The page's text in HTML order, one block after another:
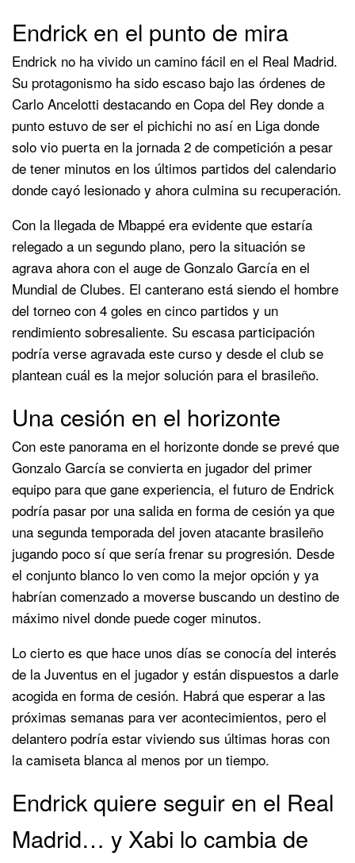
Endrick en el punto de mira
Endrick no ha vivido un camino fácil en el Real Madrid.
Su protagonismo ha sido escaso bajo las órdenes de
Carlo Ancelotti destacando en Copa del Rey donde a
punto estuvo de ser el pichichi no así en Liga donde
solo vio puerta en la jornada 2 de competición a pesar
de tener minutos en los últimos partidos del calendario
donde cayó lesionado y ahora culmina su recuperación.
Con la llegada de Mbappé era evidente que estaría
relegado a un segundo plano, pero la situación se
agrava ahora con el auge de Gonzalo García en el
Mundial de Clubes. El canterano está siendo el hombre
del torneo con 4 goles en cinco partidos y un
rendimiento sobresaliente. Su escasa participación
podría verse agravada este curso y desde el club se
plantean cuál es la mejor solución para el brasileño.
Una cesión en el horizonte
Con este panorama en el horizonte donde se prevé que
Gonzalo García se convierta en jugador del primer
equipo para que gane experiencia, el futuro de Endrick
podría pasar por una salida en forma de cesión ya que
una segunda temporada del joven atacante brasileño
jugando poco sí que sería frenar su progresión. Desde
el conjunto blanco lo ven como la mejor opción y ya
habrían comenzado a moverse buscando un destino de
máximo nivel donde puede coger minutos.
Lo cierto es que hace unos días se conocía del interés
de la Juventus en el jugador y están dispuestos a darle
acogida en forma de cesión. Habrá que esperar a las
próximas semanas para ver acontecimientos, pero el
delantero podría estar viviendo sus últimas horas con
la camiseta blanca al menos por un tiempo.
Endrick quiere seguir en el Real
Madrid… y Xabi lo cambia de